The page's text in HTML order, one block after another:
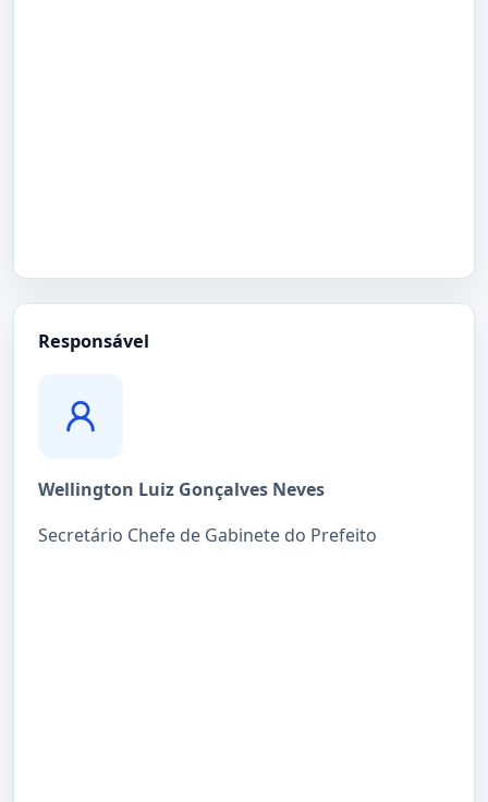
Responsável
Wellington Luiz Gonçalves Neves
Secretário Chefe de Gabinete do Prefeito